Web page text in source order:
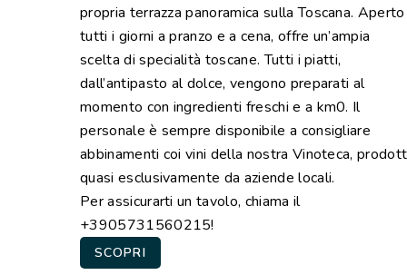
propria terrazza panoramica sulla Toscana. Aperto
tutti i giorni a pranzo e a cena, offre un’ampia
scelta di specialità toscane. Tutti i piatti,
dall’antipasto al dolce, vengono preparati al
momento con ingredienti freschi e a km0. Il
personale è sempre disponibile a consigliare
abbinamenti coi vini della nostra Vinoteca,
quasi esclusivamente da aziende locali.
Per assicurarti un tavolo, chiama il
+3905731560215!
SCOPRI